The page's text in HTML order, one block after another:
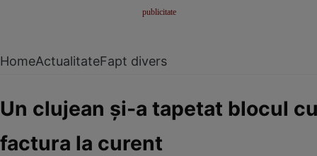
HomeActualitateFapt divers
Un clujean și-a tapetat blocul
factura la curent